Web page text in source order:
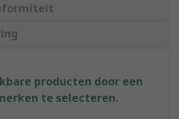
producten door een
te selecteren.